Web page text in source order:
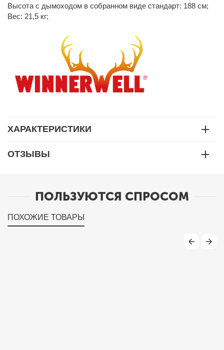
Высота с дымоходом в собранном виде стандарт: 188 см;
Вес: 21,5 кг;
ХАРАКТЕРИСТИКИ
ОТЗЫВЫ
ПОЛЬЗУЮТСЯ СПРОСОМ
ПОХОЖИЕ ТОВАРЫ